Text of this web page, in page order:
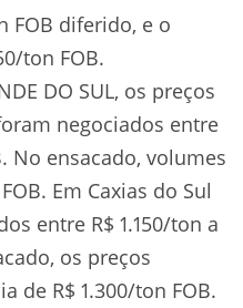
FOB diferido, e o
ton FOB.
DO SUL, os preços
negociados entre
No ensacado, volumes
Em Caxias do Sul
entre R$ 1.150/ton a
os preços
de R$ 1.300/ton FOB.